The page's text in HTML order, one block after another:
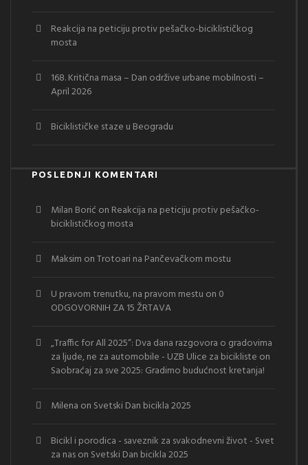
Reakcija na peticiju protiv pešačko-biciklističkog
mosta
168. Kritična masa – Dan održive urbane mobilnosti –
April 2026
Biciklističke staze u Beogradu
POSLEDNJI KOMENTARI
Milan Borić on Reakcija na peticiju protiv pešačko-
biciklističkog mosta
Maksim onTrotoari na Pančevačkom mostu
U pravom trenutku, na pravom mestu on 0
ODGOVORNIH ZA 15 ŽRTAVA
„Traffic for All 2025“: Dva dana razgovora o gradovima
za ljude, ne za automobile - UZB Ulice za bicikliste on
Saobraćaj za sve 2025: Gradimo budućnost kretanja!
Milena on Svetski Dan bicikla 2025
Bicikl i porodica - saveznik za svakodnevni život - Svet
za nason Svetski Dan bicikla 2025